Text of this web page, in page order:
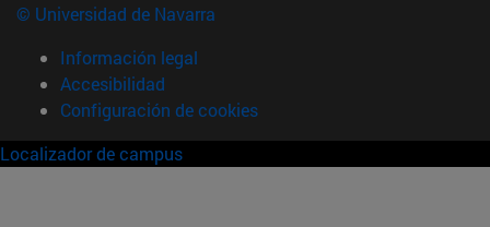
© Universidad de Navarra
Información legal
Accesibilidad
Configuración de cookies
Localizador de campus